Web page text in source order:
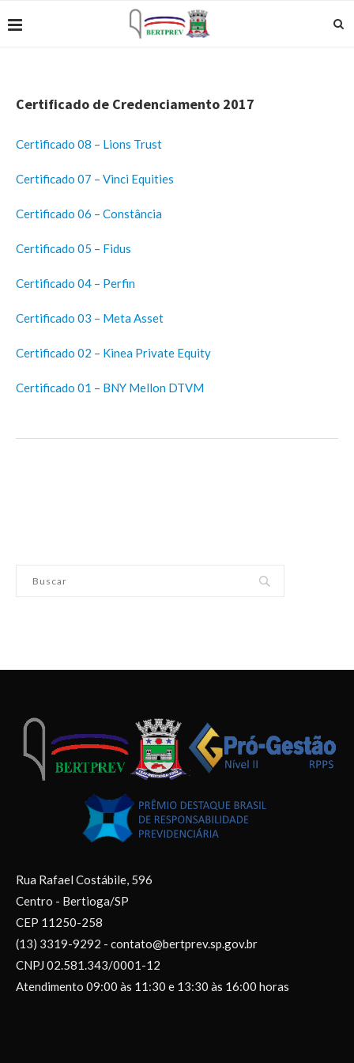
Certificado de Credenciamento 2017
Certificado 08 – Lions Trust
Certificado 07 – Vinci Equities
Certificado 06 – Constância
Certificado 05 – Fidus
Certificado 04 – Perfin
Certificado 03 – Meta Asset
Certificado 02 – Kinea Private Equity
Certificado 01 – BNY Mellon DTVM
Rua Rafael Costábile, 596
Centro - Bertioga/SP
CEP 11250-258
(13) 3319-9292 - contato@bertprev.sp.gov.br
CNPJ 02.581.343/0001-12
Atendimento 09:00 às 11:30 e 13:30 às 16:00 horas